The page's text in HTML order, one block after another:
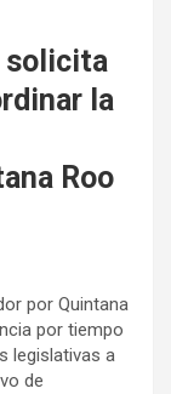
solicita
la
Roo
por Quintana
por tiempo
legislativas a
de